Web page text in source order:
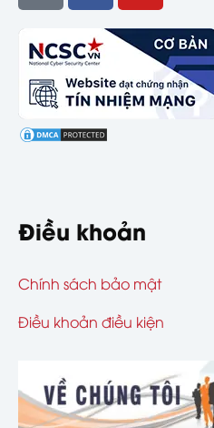
Điều khoản
Chính sách bảo mật
Điều khoản điều kiện